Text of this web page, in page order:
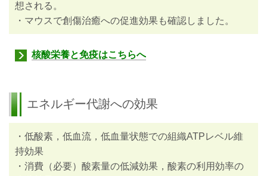
想される。
・マウスで創傷治癒への促進効果も確認しました。
核酸栄養と免疫はこちらへ
エネルギー代謝への効果
・低酸素，低血流，低血量状態での組織ATPレベル維
持効果
・消費（必要）酸素量の低減効果，酸素の利用効率の